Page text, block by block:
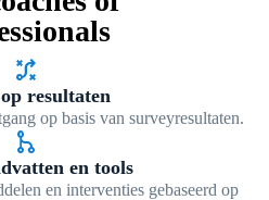
tactic
resultaten
op basis van surveyresultaten.
graph_1
en tools
en interventies gebaseerd op